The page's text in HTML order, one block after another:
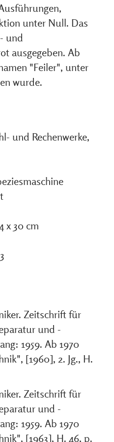
unter Null. Das
und
ausgegeben. Ab
"Feiler", unter
wurde.
und Rechenwerke,
x 30 cm
Zeitschrift für
und -
1959. Ab 1970
[1960], 2. Jg., H.
Zeitschrift für
und -
1959. Ab 1970
[1963], H. 46, p.